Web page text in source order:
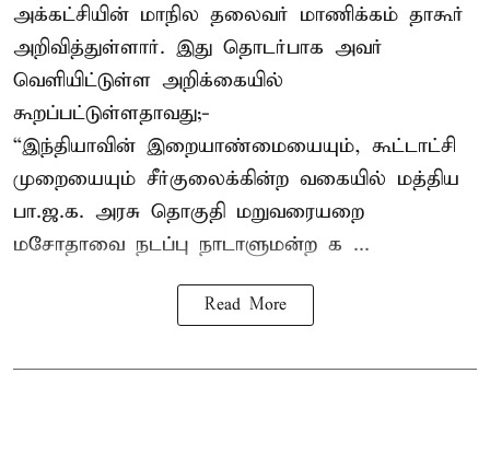
அக்கட்சியின் மாநில தலைவர் மாணிக்கம் தாகூர்
அறிவித்துள்ளார். இது தொடர்பாக அவர்
வெளியிட்டுள்ள அறிக்கையில்
கூறப்பட்டுள்ளதாவது;-
“இந்தியாவின் இறையாண்மையையும், கூட்டாட்சி
முறையையும் சீர்குலைக்கின்ற வகையில் மத்திய
பா.ஜ.க. அரசு தொகுதி மறுவரையறை
மசோதாவை நடப்பு நாடாளுமன்ற க ...
Read More